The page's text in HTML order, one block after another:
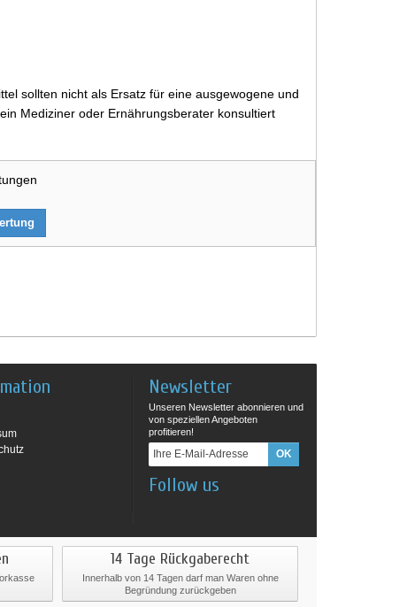
sollten nicht als Ersatz für eine ausgewogene und
Mediziner oder Ernährungsberater konsultiert
Newsletter
Unseren Newsletter abonnieren und
von speziellen Angeboten
profitieren!
Follow us
14 Tage Rückgaberecht
Innerhalb von 14 Tagen darf man Waren ohne
Begründung zurückgeben